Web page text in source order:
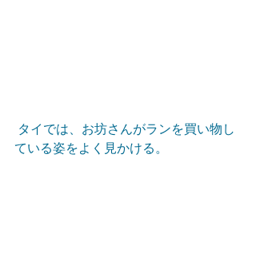
ている姿をよく見かける。